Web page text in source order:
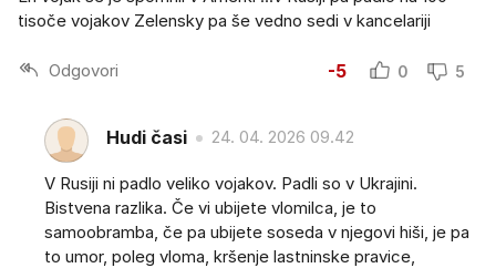
tisoče vojakov Zelensky pa še vedno sedi v kancelariji
Odgovori -5 0 5
Hudi časi 24. 04. 2026 09.42
V Rusiji ni padlo veliko vojakov. Padli so v Ukrajini.
Bistvena razlika. Če vi ubijete vlomilca, je to
samoobramba, če pa ubijete soseda v njegovi hiši, je pa
to umor, poleg vloma, kršenje lastninske pravice,